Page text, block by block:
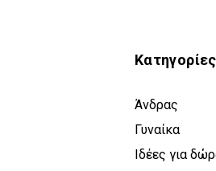
Κατηγορίες
Άνδρας
Γυναίκα
Ιδέες για